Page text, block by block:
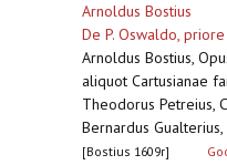
Arnoldus Bostius
De P. Oswaldo,
Arnoldus Bostius,
aliquot Cartusianae
Theodorus Petreius,
Bernardus
[Bostius 1609r]